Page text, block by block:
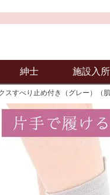
紳士 施設入所
スすべり止め付き（グレー）（